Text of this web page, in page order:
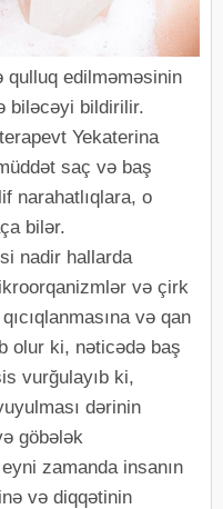
qulluq edilməməsinin
biləcəyi bildirilir.
Yekaterina
saç və baş
narahatlıqlara, o
bilər.
nadir hallarda
və çirk
və qan
olur ki, nəticədə baş
vurğulayıb ki,
dərinin
göbələk
eyni zamanda insanın
və diqqətinin